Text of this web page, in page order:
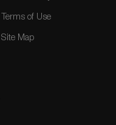
Terms of Use
Site Map